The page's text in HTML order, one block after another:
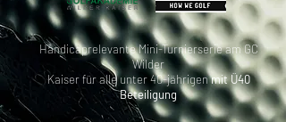
Handicaprelevante Mini-Turnierserie am GC
Wilder
Kaiser für alle unter 40-jährigenmit Ü40
Beteiligung